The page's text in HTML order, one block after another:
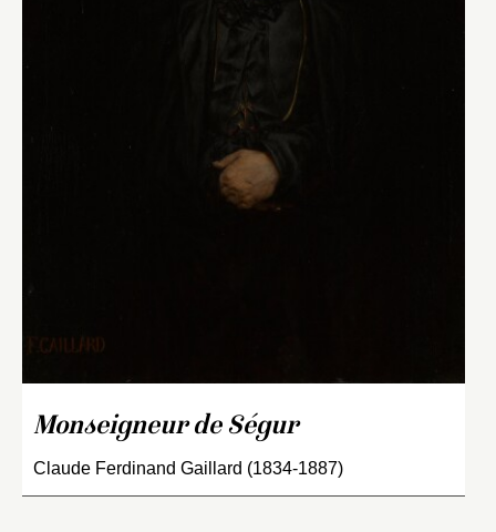
Monseigneur de Ségur
Claude Ferdinand Gaillard (1834-1887)